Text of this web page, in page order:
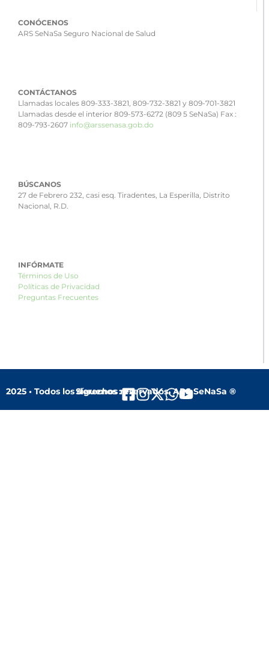
CONÓCENOS
ARS SeNaSa Seguro Nacional de Salud
CONTÁCTANOS
Llamadas locales 809-333-3821, 809-732-3821 y 809-701-3821
Llamadas desde el interior 809-573-6272 (809 5 SeNaSa) Fax :
809-793-2607 info@arssenasa.gob.do
BÚSCANOS
27 de Febrero 232, casi esq. Tiradentes, La Esperilla, Distrito
Nacional, R.D.
INFÓRMATE
Términos de Uso
Políticas de Privacidad
Preguntas Frecuentes
2025 • Todos los derechos reservados. ARS SeNaSa ®
Síguenos :